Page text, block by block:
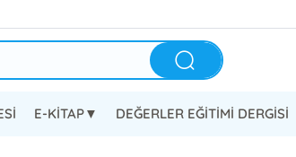
E-KİTAP▼ DEĞERLER EĞİTİMİ DERGİSİ